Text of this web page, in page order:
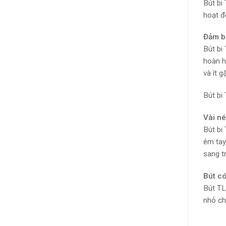
Bút bi
hoạt
Đảm
Bút bi
hoàn
và ít
Bút bi
Vài
Bút bi
êm
sang
Bút
Bút
nhỏ